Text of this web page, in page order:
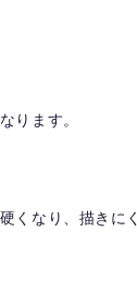
ります。
なり、描きに